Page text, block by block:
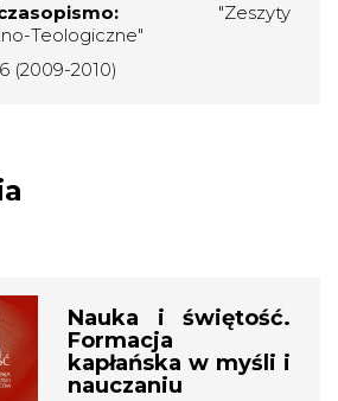
"Zeszyty
Teologiczne"
(2009-2010)
Nauka i świętość.
Formacja
kapłańska w myśli i
nauczaniu